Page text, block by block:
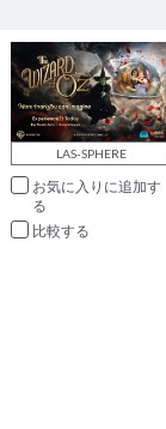
LAS-SPHERE
お気に入りに追加
比較